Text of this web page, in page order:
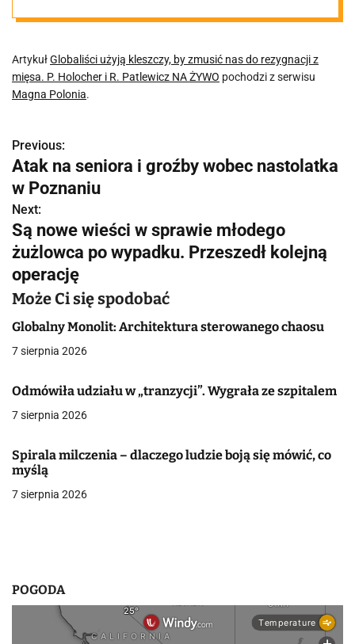
mięsa. P.
Holocher i R.
ŻYWO
ArtykułGlobaliści użyją kleszczy, by zmusić nas do rezygnacji z
mięsa. P. Holocher i R. Patlewicz NA ŻYWO pochodzi z serwisu
Magna Polonia.
N
a
w
i
g
a
c
j
a
w
p
i
Previous:
Atak na seniora i groźby wobec nastolatka
w Poznaniu
Next:
Są nowe wieści w sprawie młodego
żużlowca po wypadku. Przeszedł kolejną
operację
Może Ci się spodobać
Globalny Monolit: Architektura sterowanego chaosu
7 sierpnia 2026
Odmówiła udziału w „tranzycji”. Wygrała ze szpitalem
7 sierpnia 2026
Spirala milczenia – dlaczego ludzie boją się mówić, co
myślą
7 sierpnia 2026
POGODA